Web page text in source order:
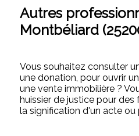
Autres
Montbéliard
Vous souhaitez consulter
une donation, pour ouvrir
une vente immobilière ?
huissier de justice pour
la signification d'un acte